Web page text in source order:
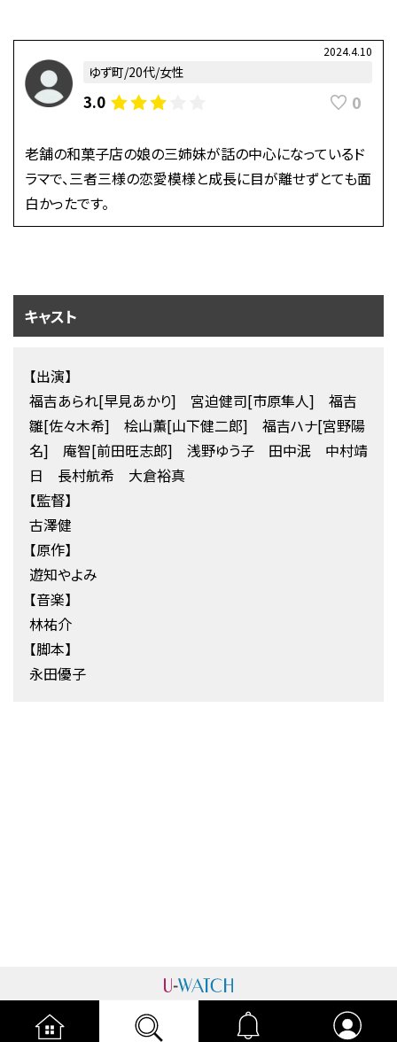
2024.4.10
ゆず町/20代/女性
3.0 0
老舗の和菓子店の娘の三姉妹が話の中心になっているド
ラマで、三者三様の恋愛模様と成長に目が離せずとても面
白かったです。
キャスト
【出演】
福吉あられ[早見あかり] 宮迫健司[市原隼人] 福吉
雛[佐々木希] 桧山薫[山下健二郎] 福吉ハナ[宮野陽
名] 庵智[前田旺志郎] 浅野ゆう子 田中泯 中村靖
日 長村航希 大倉裕真
【監督】
古澤健
【原作】
遊知やよみ
【音楽】
林祐介
【脚本】
永田優子
運営者情報 プライバシーポリシー cookieポリシー